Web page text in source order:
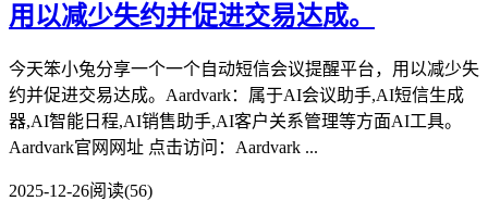
用以减少失约并促进交易达成。
今天笨小兔分享一个一个自动短信会议提醒平台，用以减少失
约并促进交易达成。Aardvark：属于AI会议助手,AI短信生成
器,AI智能日程,AI销售助手,AI客户关系管理等方面AI工具。
Aardvark官网网址 点击访问：Aardvark ...
2025-12-26阅读(56)